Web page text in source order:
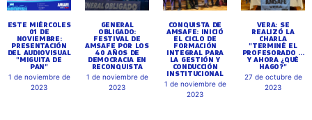
ESTE MIÉRCOLES
01 DE
NOVIEMBRE:
PRESENTACIÓN
DEL AUDIOVISUAL
"MIGUITA DE
PAN"
1 de noviembre de
2023
GENERAL
OBLIGADO:
FESTIVAL DE
AMSAFE POR LOS
40 AÑOS DE
DEMOCRACIA EN
RECONQUISTA
1 de noviembre de
2023
CONQUISTA DE
AMSAFE: INICIÓ
EL CICLO DE
FORMACIÓN
INTEGRAL PARA
LA GESTIÓN Y
CONDUCCIÓN
INSTITUCIONAL
1 de noviembre de
2023
VERA: SE
REALIZÓ LA
CHARLA
"TERMINÉ EL
PROFESORADO ...
Y AHORA ¿QUÉ
HAGO?"
27 de octubre de
2023